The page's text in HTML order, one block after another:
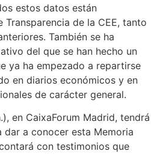
estos datos están
de la CEE, tanto
También se ha
del que se han hecho un
ya ha empezado a repartirse
en diarios económicos y en
de carácter general.
en CaixaForum Madrid, tendrá
a conocer esta Memoria
con testimonios que